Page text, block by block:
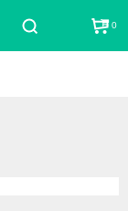
Поиск 0